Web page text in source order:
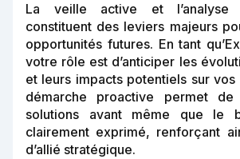
La veille active et l’analyse
constituent des leviers majeurs
opportunités futures. En tant
votre rôle est d’anticiper les
et leurs impacts potentiels sur vos
démarche proactive permet
solutions avant même que le
clairement exprimé, renforçant
d’allié stratégique.